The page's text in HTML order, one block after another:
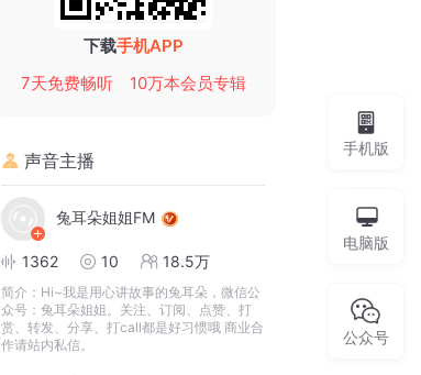
下载手机APP
7天免费畅听
10万本会员专辑
声音主播
兔耳朵姐姐FM
1362 10 18.5万
简介： Hi~我是用心讲故事的兔耳朵，微信公
众号：兔耳朵姐姐。关注、订阅、点赞、打
赏、转发、分享、打call都是好习惯哦 商业合
作请站内私信。
手机版
电脑版
公众号